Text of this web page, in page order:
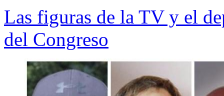
Las figuras de la TV y el
del Congreso